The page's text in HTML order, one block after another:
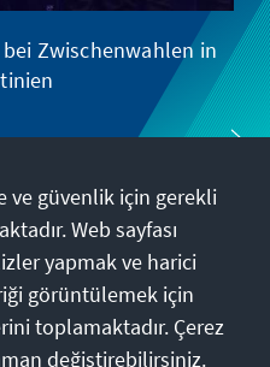
Zwischenwahlen in
ve güvenlik için gerekli
Web sayfası
yapmak ve harici
görüntülemek için
toplamaktadır. Çerez
değiştirebilirsiniz.